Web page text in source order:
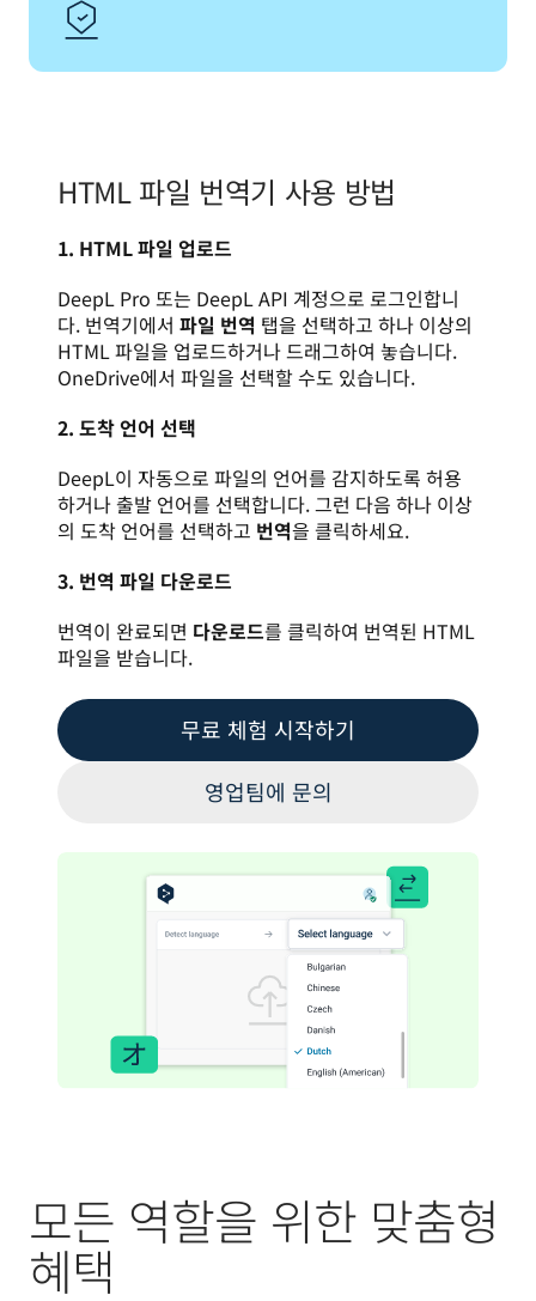
HTML 파일 번역기 사용 방법
1. HTML 파일 업로드
DeepL Pro 또는 DeepL API 계정으로 로그인합니
다. 번역기에서 파일 번역 탭을 선택하고 하나 이상의
HTML 파일을 업로드하거나 드래그하여 놓습니다.
OneDrive에서 파일을 선택할 수도 있습니다.
2. 도착 언어 선택
DeepL이 자동으로 파일의 언어를 감지하도록 허용
하거나 출발 언어를 선택합니다. 그런 다음 하나 이상
의 도착 언어를 선택하고 번역을 클릭하세요.
3. 번역 파일 다운로드
번역이 완료되면 다운로드를 클릭하여 번역된 HTML
파일을 받습니다.
무료 체험 시작하기
영업팀에 문의
모든 역할을 위한 맞춤형
혜택